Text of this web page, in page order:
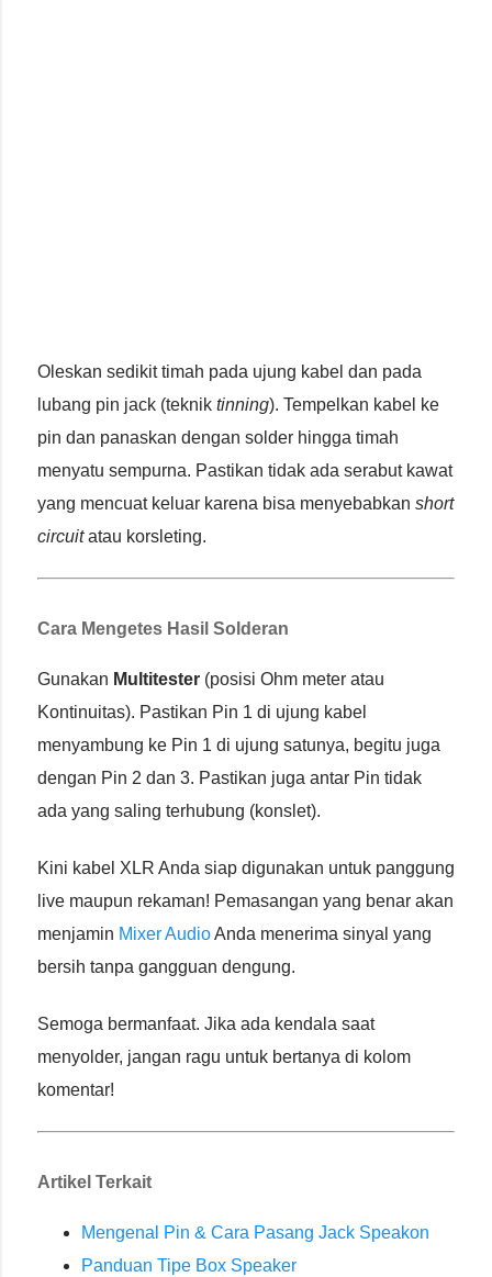
Oleskan sedikit timah pada ujung kabel dan pada
lubang pin jack (teknik tinning). Tempelkan kabel ke
pin dan panaskan dengan solder hingga timah
menyatu sempurna. Pastikan tidak ada serabut kawat
yang mencuat keluar karena bisa menyebabkan short
circuitatau korsleting.
Cara Mengetes Hasil Solderan
Gunakan Multitester (posisi Ohm meter atau
Kontinuitas). Pastikan Pin 1 di ujung kabel
menyambung ke Pin 1 di ujung satunya, begitu juga
dengan Pin 2 dan 3. Pastikan juga antar Pin tidak
ada yang saling terhubung (konslet).
Kini kabel XLR Anda siap digunakan untuk panggung
live maupun rekaman! Pemasangan yang benar akan
menjamin Mixer AudioAnda menerima sinyal yang
bersih tanpa gangguan dengung.
Semoga bermanfaat. Jika ada kendala saat
menyolder, jangan ragu untuk bertanya di kolom
komentar!
Artikel Terkait
Mengenal Pin & Cara Pasang Jack Speakon
Panduan Tipe Box Speaker